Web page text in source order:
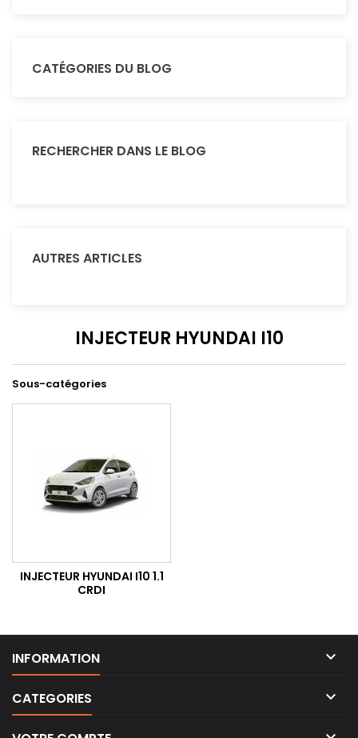
CATÉGORIES DU BLOG
RECHERCHER DANS LE BLOG
AUTRES ARTICLES
INJECTEUR HYUNDAI I10
Sous-catégories
INJECTEUR HYUNDAI I10 1.1
CRDI
INFORMATION 
CATEGORIES 